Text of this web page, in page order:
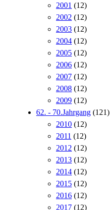
2001 (12)
2002 (12)
2003 (12)
2004 (12)
2005 (12)
2006 (12)
2007 (12)
2008 (12)
2009 (12)
62. - 70.Jahrgang (121)
2010 (12)
2011 (12)
2012 (12)
2013 (12)
2014 (12)
2015 (12)
2016 (12)
2017 (12)